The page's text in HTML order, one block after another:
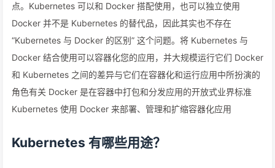
点。Kubernetes 可以和 Docker 搭配使用，也可以独立使用
Docker 并不是 Kubernetes 的替代品，因此其实也不存在
“Kubernetes 与 Docker 的区别” 这个问题。将 Kubernetes 与
Docker 结合使用可以容器化您的应用，并大规模运行它们 Docker
和 Kubernetes 之间的差异与它们在容器化和运行应用中所扮演的
角色有关 Docker 是在容器中打包和分发应用的开放式业界标准
Kubernetes 使用 Docker 来部署、管理和扩缩容器化应用
Kubernetes 有哪些用途？